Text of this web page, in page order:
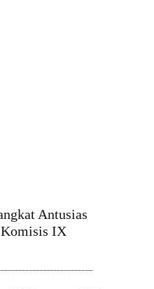
Antusias
IX